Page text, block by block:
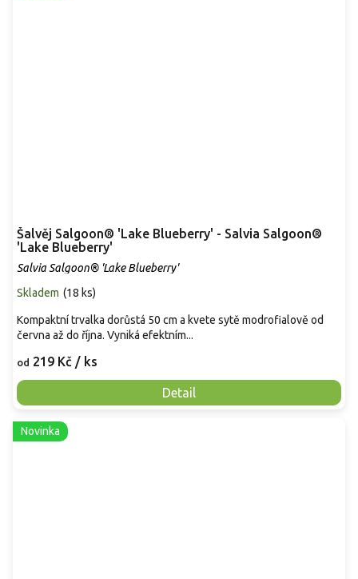
Šalvěj Salgoon® 'Lake Blueberry' - Salvia Salgoon®
'Lake Blueberry'
Salvia Salgoon® 'Lake Blueberry'
Skladem (18 ks)
od 219 Kč / ks
Detail
Kompaktní trvalka dorůstá 50 cm a kvete sytě modrofialově od
června až do října. Vyniká efektním...
Novinka